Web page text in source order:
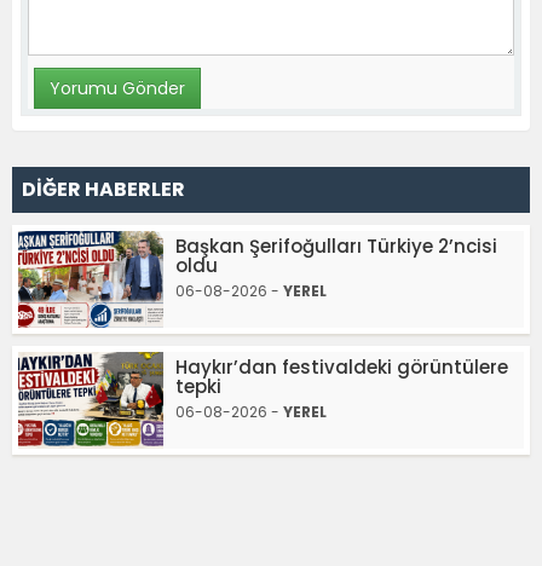
DİĞER HABERLER
Başkan Şerifoğulları Türkiye 2’ncisi
oldu
06-08-2026 - YEREL
Haykır’dan festivaldeki görüntülere
tepki
06-08-2026 - YEREL